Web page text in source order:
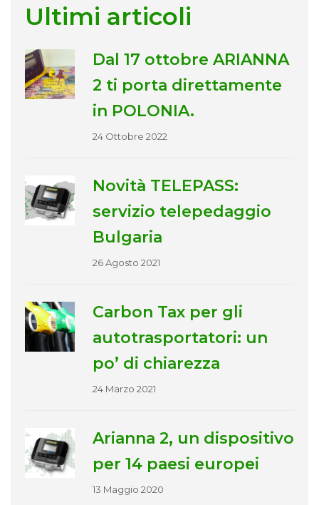
Ultimi articoli
Dal 17 ottobre ARIANNA
2 ti porta direttamente
in POLONIA.
24 Ottobre 2022
Novità TELEPASS:
servizio telepedaggio
Bulgaria
26 Agosto 2021
Carbon Tax per gli
autotrasportatori: un
po’ di chiarezza
24 Marzo 2021
Arianna 2, un dispositivo
per 14 paesi europei
13 Maggio 2020